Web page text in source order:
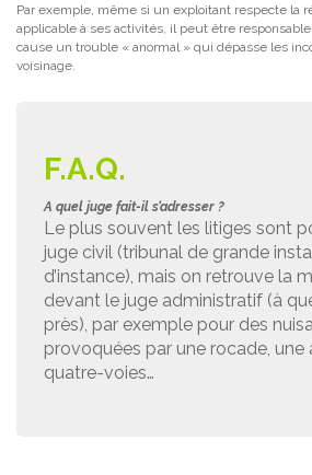
Par exemple, même si un exploitant respecte la
applicable à ses activités, il peut être
cause un trouble « anormal » qui dépasse les
voisinage.
F.A.Q.
A quel juge fait-il s’adresser ?
Le plus souvent les litiges sont
juge civil (tribunal de grande
d’instance), mais on retrouve la
devant le juge administratif (à
près), par exemple pour des
provoquées par une rocade, une
quatre-voies…